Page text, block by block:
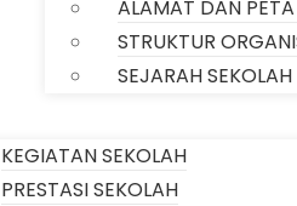
ALAMAT DAN
STRUKTUR
SEJARAH SEKOLAH
KEGIATAN SEKOLAH
PRESTASI SEKOLAH